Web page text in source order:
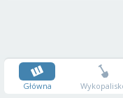
Główna